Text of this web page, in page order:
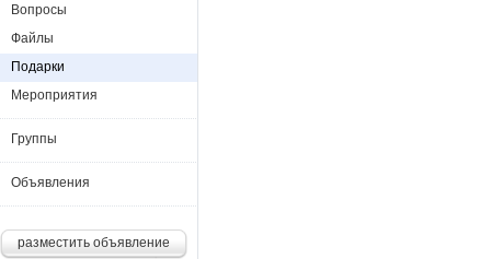
Вопросы
Файлы
Подарки
Мероприятия
Группы
Объявления
разместить объявление